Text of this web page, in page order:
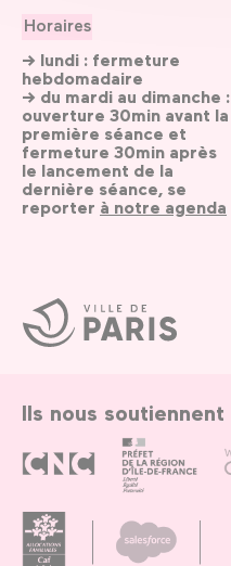
Ville
de
Paris
Horaires
→ lundi : fermeture
hebdomadaire
→ du mardi au dimanche :
ouverture 30min avant la
première séance et
fermeture 30min après
le lancement de la
dernière séance, se
reporter à notre agenda
Ils nous soutiennent